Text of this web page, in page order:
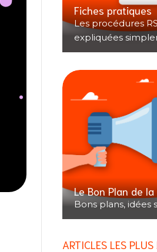
Fiches pratiques
Les procédures
expliquées
Le Bon Plan de
Bons plans, idées
ARTICLES LES PLUS